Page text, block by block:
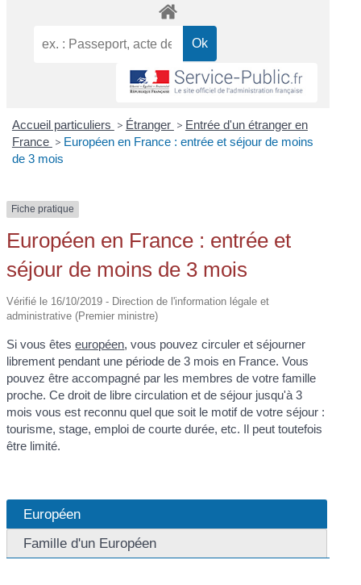
Accueil particuliers > Étranger > Entrée d'un étranger en
France > Européen en France : entrée et séjour de moins
de 3 mois
Fiche pratique
Européen en France : entrée et
séjour de moins de 3 mois
Vérifié le 16/10/2019 - Direction de l'information légale et
administrative (Premier ministre)
Si vous êteseuropéen, vous pouvez circuler et séjourner
librement pendant une période de 3 mois en France. Vous
pouvez être accompagné par les membres de votre famille
proche. Ce droit de libre circulation et de séjour jusqu'à 3
mois vous est reconnu quel que soit le motif de votre séjour :
tourisme, stage, emploi de courte durée, etc. Il peut toutefois
être limité.
Européen
Famille d'un Européen